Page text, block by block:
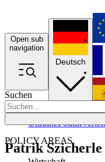
Open sub
navigation
Suchen
POLICY AREAS
UkrainePolitik
Deutsch
Patrik Szicherle